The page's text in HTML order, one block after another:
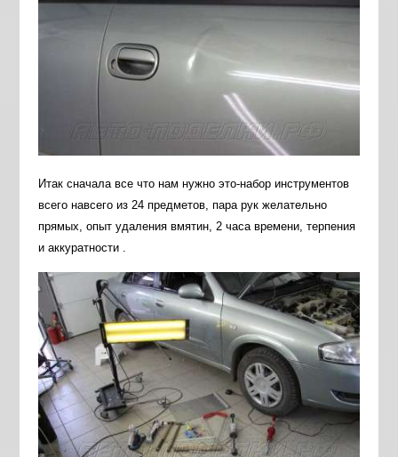
Итак сначала все что нам нужно это-набор инструментов
всего навсего из 24 предметов, пара рук желательно
прямых, опыт удаления вмятин, 2 часа времени, терпения
и аккуратности .